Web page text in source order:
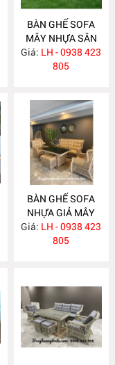
BÀN GHẾ SOFA
MÂY NHỰA SÂN
VƯỜN NH304
Giá: LH - 0938 423
805
BÀN GHẾ SOFA
NHỰA GIẢ MÂY
NH301
Giá: LH - 0938 423
805